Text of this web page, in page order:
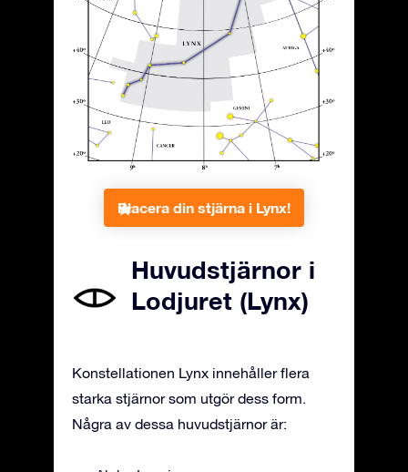
Placera din stjärna i Lynx!
Huvudstjärnor i
Lodjuret (Lynx)
Konstellationen Lynx innehåller flera
starka stjärnor som utgör dess form.
Några av dessa huvudstjärnor är: